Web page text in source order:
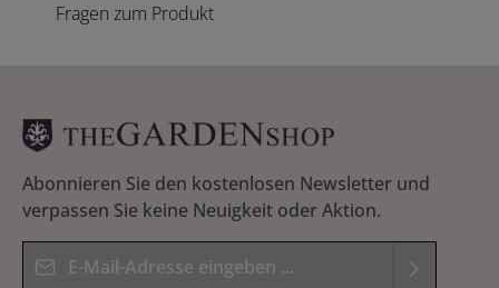
Fragen zum Produkt
Abonnieren Sie den kostenlosen Newsletter und
verpassen Sie keine Neuigkeit oder Aktion.
E-Mail-Adresse*